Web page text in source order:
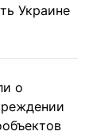
Украине
о